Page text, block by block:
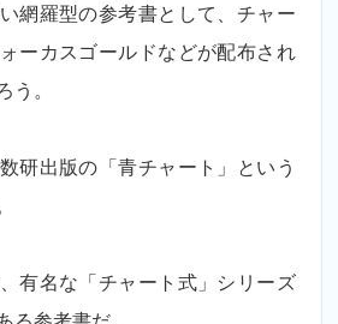
網羅型の参考書として、チャー
ーカスゴールドなどが配布され
う。
研出版の「青チャート」という
有名な「チャート式」シリーズ